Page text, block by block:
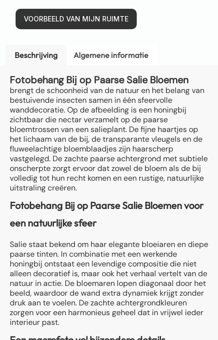
VOORBEELD VAN MIJN RUIMTE
Beschrijving Algemene informatie
Fotobehang Bij op Paarse Salie Bloemen
brengt de schoonheid van de natuur en het belang van
bestuivende insecten samen in één sfeervolle
wanddecoratie. Op de afbeelding is een honingbij
zichtbaar die nectar verzamelt op de paarse
bloemtrossen van een salieplant. De fijne haartjes op
het lichaam van de bij, de transparante vleugels en de
fluweelachtige bloemblaadjes zijn haarscherp
vastgelegd. De zachte paarse achtergrond met subtiele
onscherpte zorgt ervoor dat zowel de bloem als de bij
volledig tot hun recht komen en een rustige, natuurlijke
uitstraling creëren.
Fotobehang Bij op Paarse Salie Bloemen voor
een natuurlijke sfeer
Salie staat bekend om haar elegante bloeiaren en diepe
paarse tinten. In combinatie met een werkende
honingbij ontstaat een levendige compositie die niet
alleen decoratief is, maar ook het verhaal vertelt van de
natuur in actie. De bloemaren lopen diagonaal door het
beeld, waardoor de wand extra dynamiek krijgt zonder
druk aan te voelen. De zachte achtergrondkleuren
zorgen voor een harmonieus geheel dat in vrijwel ieder
interieur past.